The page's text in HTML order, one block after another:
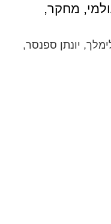
מחקר,
יונתן ספנסר,